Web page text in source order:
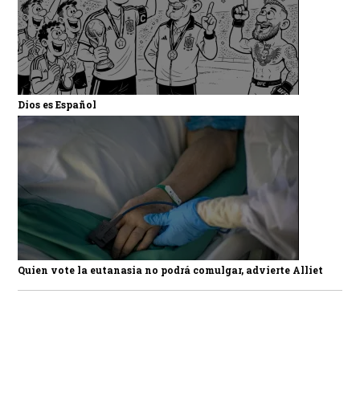
Dios es Español
Quien vote la eutanasia no podrá comulgar, advierte Alliet